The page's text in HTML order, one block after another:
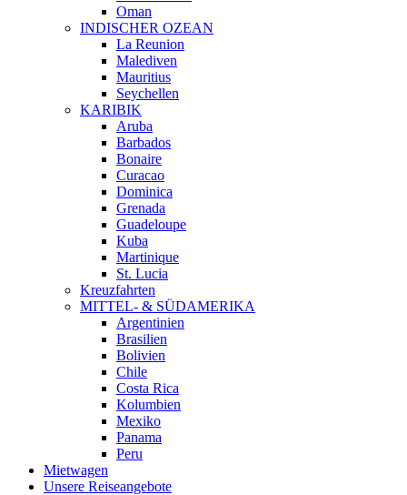
Oman
INDISCHER OZEAN
La Reunion
Malediven
Mauritius
Seychellen
KARIBIK
Aruba
Barbados
Bonaire
Curacao
Dominica
Grenada
Guadeloupe
Kuba
Martinique
St. Lucia
Kreuzfahrten
MITTEL- & SÜDAMERIKA
Argentinien
Brasilien
Bolivien
Chile
Costa Rica
Kolumbien
Mexiko
Panama
Peru
Mietwagen
Unsere Reiseangebote